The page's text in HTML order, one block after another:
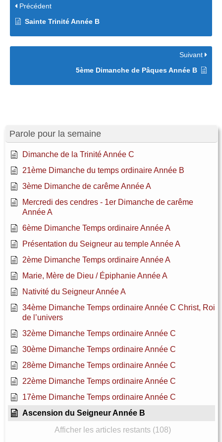
Précédent
Sainte Trinité Année B
Suivant
5ème Dimanche de Pâques Année B
Parole pour la semaine
Dimanche de la Trinité Année C
21ème Dimanche du temps ordinaire Année B
3ème Dimanche de carême Année A
Mercredi des cendres - 1er Dimanche de carême
Année A
6ème Dimanche Temps ordinaire Année A
Présentation du Seigneur au temple Année A
2ème Dimanche Temps ordinaire Année A
Marie, Mère de Dieu / Épiphanie Année A
Nativité du Seigneur Année A
34ème Dimanche Temps ordinaire Année C Christ, Roi
de l’univers
32ème Dimanche Temps ordinaire Année C
30ème Dimanche Temps ordinaire Année C
28ème Dimanche Temps ordinaire Année C
22ème Dimanche Temps ordinaire Année C
17ème Dimanche Temps ordinaire Année C
Ascension du Seigneur Année B
Afficher les articles restants (108)